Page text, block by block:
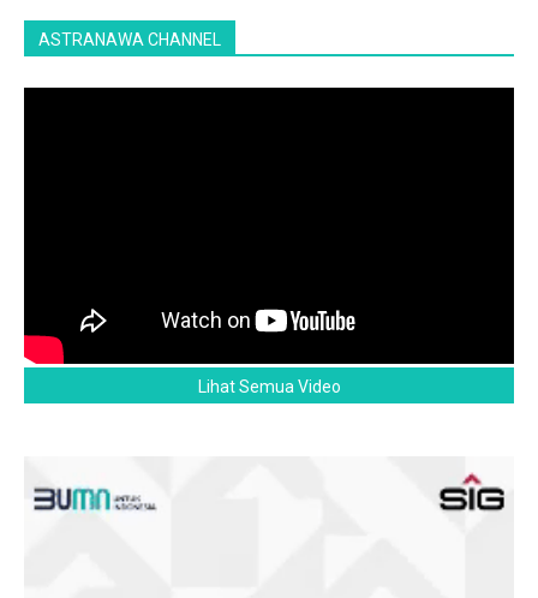
ASTRANAWA CHANNEL
Lihat Semua Video